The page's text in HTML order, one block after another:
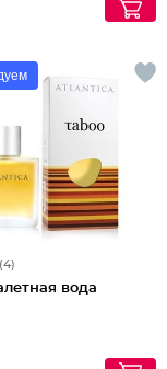
(4)
вода